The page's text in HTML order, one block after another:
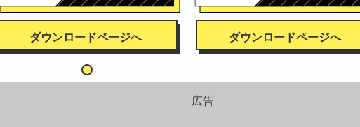
ダウンロードページへ ダウンロードページへ
広告